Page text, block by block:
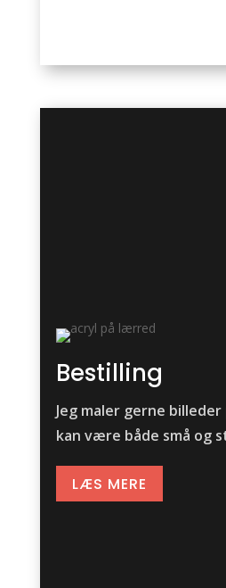
Bestilling
Jeg maler gerne
kan være både små og
LÆS MERE